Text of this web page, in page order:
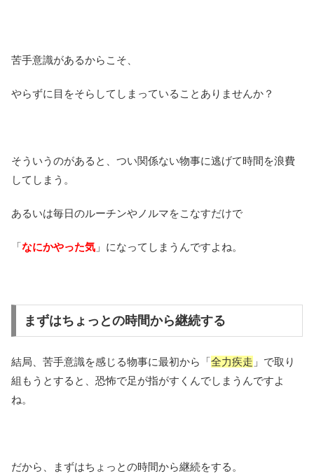
苦手意識があるからこそ、
やらずに目をそらしてしまっていることありませんか？
そういうのがあると、つい関係ない物事に逃げて時間を浪費
してしまう。
あるいは毎日のルーチンやノルマをこなすだけで
「なにかやった気 」になってしまうんですよね。
まずはちょっとの時間から継続する
結局、苦手意識を感じる物事に最初から「全力疾走 」で取り
組もうとすると、恐怖で足が指がすくんでしまうんですよ
ね。
だから、まずはちょっとの時間から継続をする。